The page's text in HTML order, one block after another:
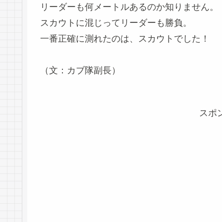
リーダーも何メートルあるのか知りません。
スカウトに混じってリーダーも勝負。
一番正確に測れたのは、スカウトでした！
（文：カブ隊副長）
スポ